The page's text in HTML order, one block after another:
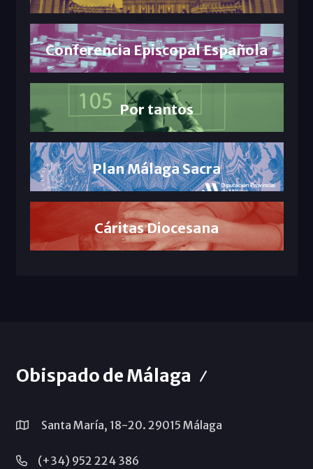
Conferencia Episcopal Española
Por tantos
Plan Málaga Sacra
Cáritas Diocesana
Obispado de Málaga
Santa María, 18-20. 29015 Málaga
(+34) 952 224 386